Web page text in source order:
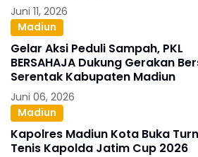
Juni 11, 2026
Madiun
Gelar Aksi Peduli Sampah, PKL
BERSAHAJA Dukung Gerakan
Serentak Kabupaten Madiun
Juni 06, 2026
Madiun
Kapolres Madiun Kota Buka
Tenis Kapolda Jatim Cup 2026